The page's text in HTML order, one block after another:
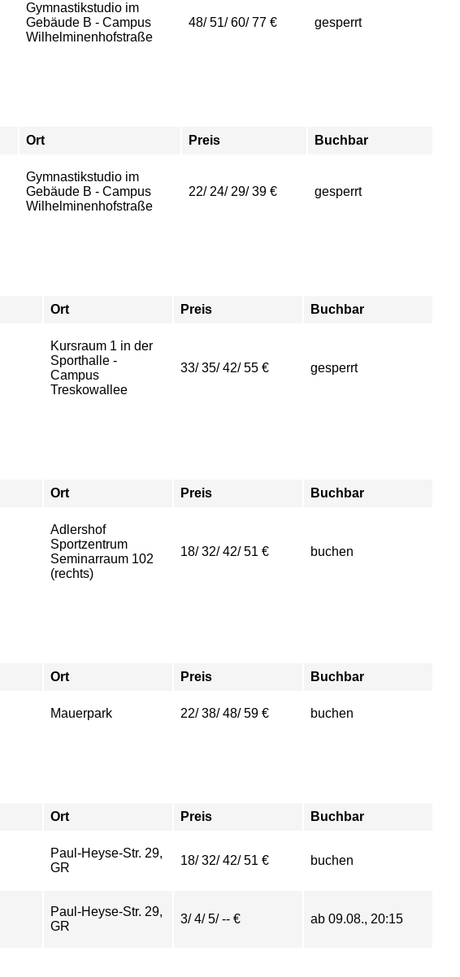
Gymnastikstudio im
Gebäude B - Campus
Wilhelminenhofstraße
48/ 51/ 60/ 77 € gesperrt
Ort Preis Buchbar
Gymnastikstudio im
Gebäude B - Campus
Wilhelminenhofstraße
22/ 24/ 29/ 39 € gesperrt
Ort Preis Buchbar
Kursraum 1 in der
Sporthalle -
Campus
Treskowallee
33/ 35/ 42/ 55 € gesperrt
Ort Preis Buchbar
Adlershof
Sportzentrum
Seminarraum 102
(rechts)
18/ 32/ 42/ 51 € buchen
Ort Preis Buchbar
Mauerpark 22/ 38/ 48/ 59 € buchen
Ort Preis Buchbar
Paul-Heyse-Str. 29,
GR
18/ 32/ 42/ 51 € buchen
Paul-Heyse-Str. 29,
GR
3/ 4/ 5/ -- € ab 09.08., 20:15